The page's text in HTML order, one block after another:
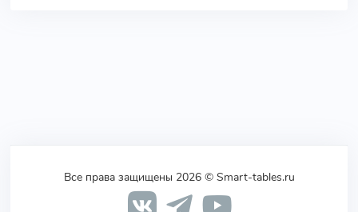
Все права защищены 2026 © Smart-tables.ru